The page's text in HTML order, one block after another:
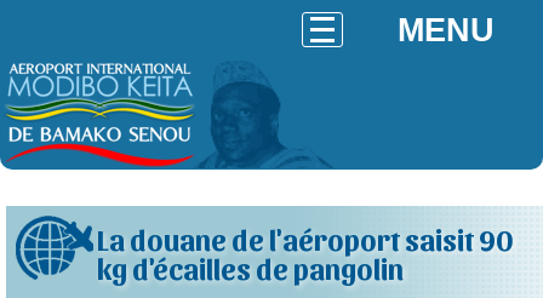
MENU
La douane de l'aéroport saisit 90
kg d'écailles de pangolin